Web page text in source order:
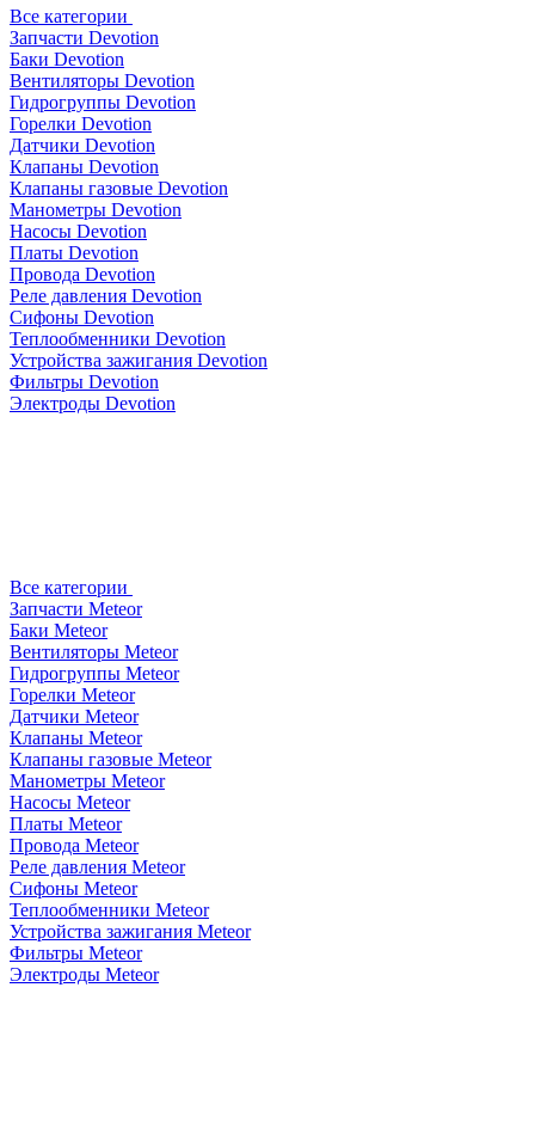
Все категории
Запчасти Devotion
Баки Devotion
Вентиляторы Devotion
Гидрогруппы Devotion
Горелки Devotion
Датчики Devotion
Клапаны Devotion
Клапаны газовые Devotion
Манометры Devotion
Насосы Devotion
Платы Devotion
Провода Devotion
Реле давления Devotion
Сифоны Devotion
Теплообменники Devotion
Устройства зажигания Devotion
Фильтры Devotion
Электроды Devotion
Все категории
Запчасти Meteor
Баки Meteor
Вентиляторы Meteor
Гидрогруппы Meteor
Горелки Meteor
Датчики Meteor
Клапаны Meteor
Клапаны газовые Meteor
Манометры Meteor
Насосы Meteor
Платы Meteor
Провода Meteor
Реле давления Meteor
Сифоны Meteor
Теплообменники Meteor
Устройства зажигания Meteor
Фильтры Meteor
Электроды Meteor